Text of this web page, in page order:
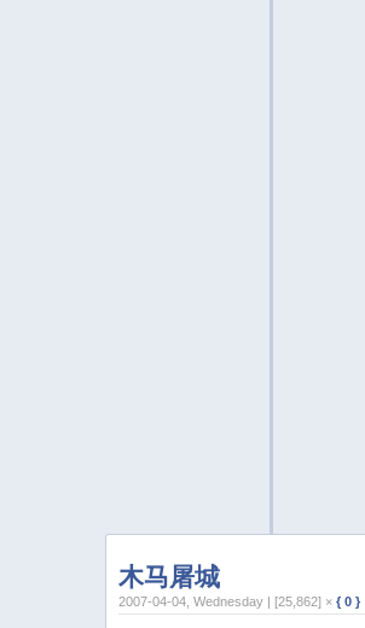
木马屠城
2007-04-04, Wednesday | [25,862] ×{ 0 }